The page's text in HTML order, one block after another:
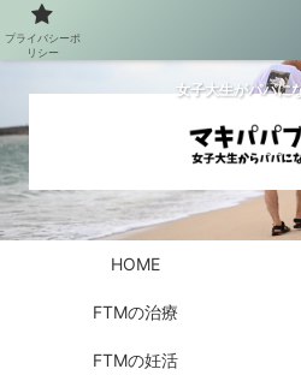
女子大生がパパに
HOME
FTMの治療
FTMの妊活
プライバシーポ
リシー